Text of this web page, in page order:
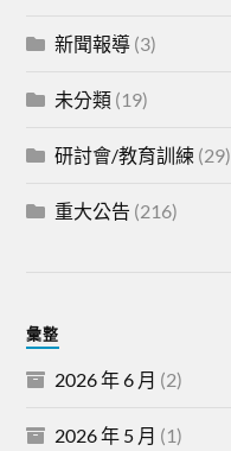
新聞報導 (3)
未分類 (19)
研討會/教育訓練 (29)
重大公告 (216)
彙整
2026 年 6 月 (2)
2026 年 5 月 (1)